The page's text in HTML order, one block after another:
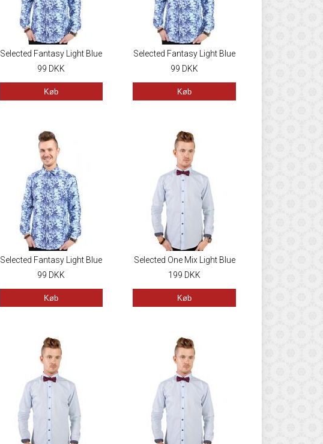
Selected Fantasy Light Blue
99 DKK
Køb
Selected Fantasy Light Blue
99 DKK
Køb
Selected Fantasy Light Blue
99 DKK
Køb
Selected One Mix Light Blue
199 DKK
Køb